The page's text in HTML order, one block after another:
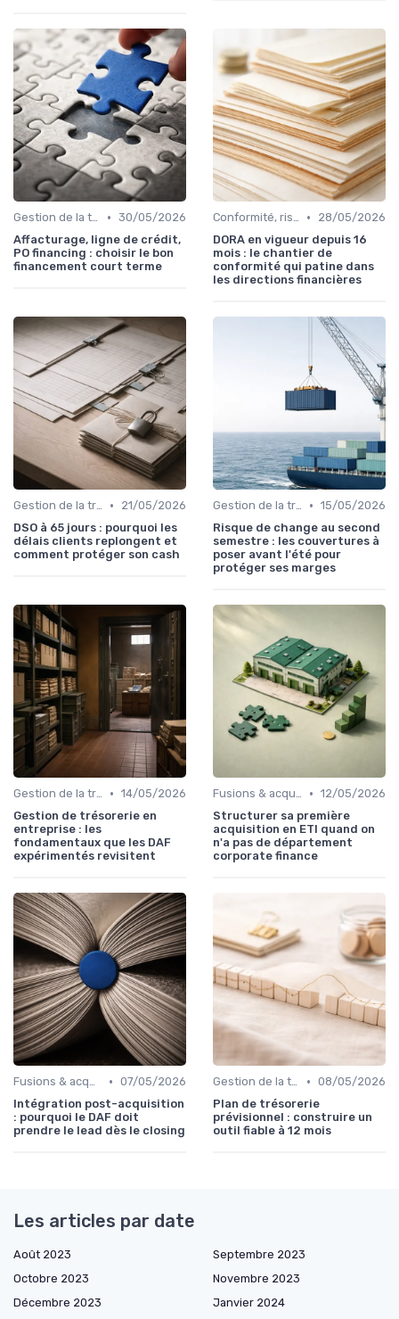
Gestion de la trésorerie & cash management • 30/05/2026
Affacturage, ligne de crédit,
PO financing : choisir le bon
financement court terme
Conformité, risques & réglementation •
28/05/2026
DORA en vigueur depuis 16
mois : le chantier de
conformité qui patine dans
les directions financières
Gestion de la trésorerie & cash management •
21/05/2026
DSO à 65 jours : pourquoi les
délais clients replongent et
comment protéger son cash
Gestion de la trésorerie & cash management • 15/05/2026
Risque de change au second
semestre : les couvertures à
poser avant l'été pour
protéger ses marges
Gestion de la trésorerie & cash management • 14/05/2026
Gestion de trésorerie en
entreprise : les
fondamentaux que les DAF
expérimentés revisitent
Fusions & acquisitions (M&A) • 12/05/2026
Structurer sa première
acquisition en ETI quand on
n'a pas de département
corporate finance
Fusions & acquisitions (M&A) • 07/05/2026
Intégration post-acquisition
: pourquoi le DAF doit
prendre le lead dès le closing
Gestion de la trésorerie & cash management • 08/05/2026
Plan de trésorerie
prévisionnel : construire un
outil fiable à 12 mois
Les articles par date
Août 2023
Septembre 2023
Octobre 2023
Novembre 2023
Décembre 2023
Janvier 2024